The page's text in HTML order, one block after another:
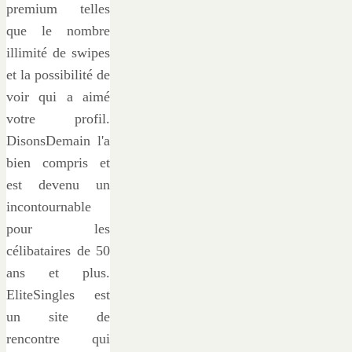
premium telles
que le nombre
illimité de swipes
et la possibilité de
voir qui a aimé
votre profil.
DisonsDemain l'a
bien compris et
est devenu un
incontournable
pour les
célibataires de 50
ans et plus.
EliteSingles est
un site de
rencontre qui